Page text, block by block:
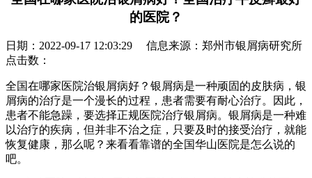
的医院？
日期：2022-09-17 12:03:29 信息来源：郑州市银屑病研究所
点击数：
全国在哪家医院治银屑病好？银屑病是一种顽固的皮肤病，银
屑病的治疗是一个漫长的过程，患者需要有耐心治疗。因此，
患者不能急躁，要选择正规医院治疗银屑病。银屑病是一种难
以治疗的疾病，但并非不治之症，只要及时的接受治疗，就能
恢复健康，那么呢？来看看靠谱的全国华山医院是怎么说的
吧。